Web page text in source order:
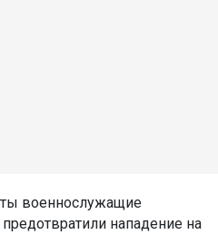
военнослужащие
нападение на